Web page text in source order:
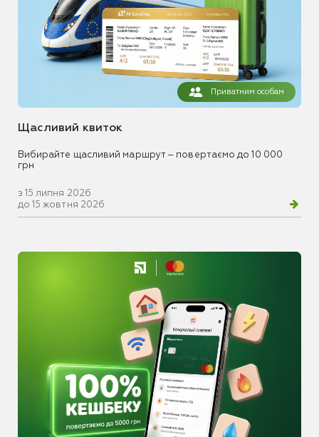
Приватним особам
Щасливий квиток
Вибирайте щасливий маршрут – повертаємо до 10 000
грн
з 15 липня 2026
до 15 жовтня 2026